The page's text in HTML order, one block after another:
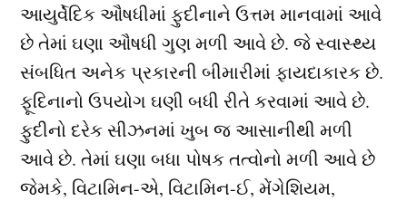
આયુર્વેદિક ઔષધીમાં ફુદીનાને ઉત્તમ માનવામાં આવે
છે તેમાં ઘણા ઔષધી ગુણ મળી આવે છે. જે સ્વાસ્થ્ય
સંબધિત અનેક પ્રકારની બીમારીમાં ફાયદાકારક છે.
ફૂદિનાનો ઉપયોગ ઘણી બધી રીતે કરવામાં આવે છે.
ફુદીનો દરેક સીઝનમાં ખુબ જ આસાનીથી મળી
આવે છે. તેમાં ઘણા બધા પોષક તત્વોનો મળી આવે છે
જેમકે, વિટામિન-એ, વિટામિન-ઈ, મેંગેશિયમ,